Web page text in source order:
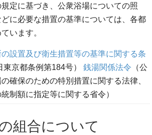
定に基づき、公衆浴場についての照
に必要な措置の基準については、各都
います。
設置及び衛生措置等の基準に関する条
東京都条例第184号） 銭湯関係法令 （公
確保のための特別措置に関する法律、
制額に指定等に関する省令）
組合について